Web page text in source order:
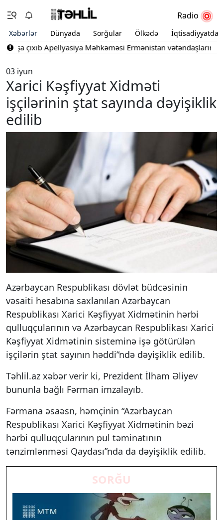
Radio
Xəbərlər Dünyada Sorğular Ölkədə İqtisadiyyatda
çıxıb Apellyasiya Məhkəməsi Ermənistan vətəndaşlarının
03 iyun
Xarici Kəşfiyyat Xidməti
işçilərinin ştat sayında dəyişiklik
edilib
Azərbaycan Respublikası dövlət büdcəsinin
vəsaiti hesabına saxlanılan Azərbaycan
Respublikası Xarici Kəşfiyyat Xidmətinin hərbi
qulluqçularının və Azərbaycan Respublikası Xarici
Kəşfiyyat Xidmətinin sisteminə işə götürülən
işçilərin ştat sayının həddi”ndə dəyişiklik edilib.
Təhlil.az xəbər verir ki, Prezident İlham Əliyev
bununla bağlı Fərman imzalayıb.
Fərmana əsaəsn, həmçinin “Azərbaycan
Respublikası Xarici Kəşfiyyat Xidmətinin bəzi
hərbi qulluqçularının pul təminatının
tənzimlənməsi Qaydası”nda da dəyişiklik edilib.
SORĞU